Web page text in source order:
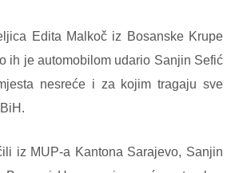
Edita Malkoč iz Bosanske Krupe
ih je automobilom udario Sanjin Sefić
nesreće i za kojim tragaju sve
iz MUP-a Kantona Sarajevo, Sanjin